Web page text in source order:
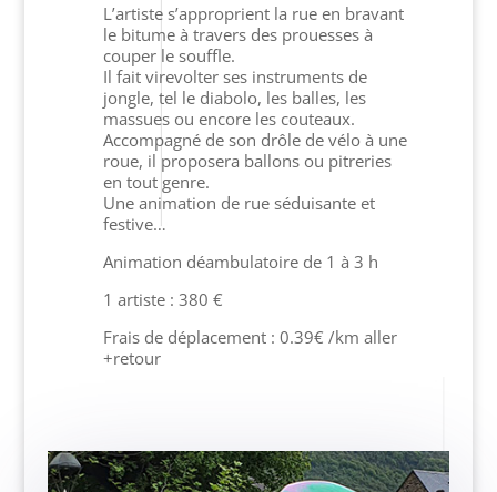
L’artiste s’approprient la rue en bravant
le bitume à travers des prouesses à
couper le souffle.
Il fait virevolter ses instruments de
jongle, tel le diabolo, les balles, les
massues ou encore les couteaux.
Accompagné de son drôle de vélo à une
roue, il proposera ballons ou pitreries
en tout genre.
Une animation de rue séduisante et
festive…
Animation déambulatoire de 1 à 3 h
1 artiste : 380 €
Frais de déplacement : 0.39€ /km aller
+retour